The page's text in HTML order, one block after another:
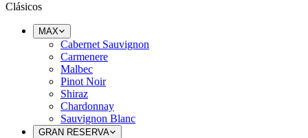
Clásicos
MAX
Cabernet Sauvignon
Carmenere
Malbec
Pinot Noir
Shiraz
Chardonnay
Sauvignon Blanc
GRAN RESERVA